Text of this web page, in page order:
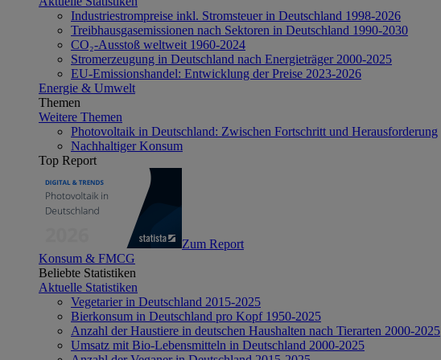
Industriestrompreise inkl. Stromsteuer in Deutschland 1998-2026
Treibhausgasemissionen nach Sektoren in Deutschland 1990-2030
CO₂-Ausstoß weltweit 1960-2024
Stromerzeugung in Deutschland nach Energieträger 2000-2025
EU-Emissionshandel: Entwicklung der Preise 2023-2026
Energie & Umwelt
Themen
Weitere Themen
Photovoltaik in Deutschland: Zwischen Fortschritt und Herausforderung
Nachhaltiger Konsum
Top Report
Zum Report
Konsum & FMCG
Beliebte Statistiken
Aktuelle Statistiken
Vegetarier in Deutschland 2015-2025
Bierkonsum in Deutschland pro Kopf 1950-2025
Anzahl der Haustiere in deutschen Haushalten nach Tierarten 2000-2025
Umsatz mit Bio-Lebensmitteln in Deutschland 2000-2025